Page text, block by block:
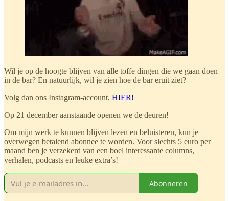
Wil je op de hoogte blijven van alle toffe dingen die we gaan doen
in de bar? En natuurlijk, wil je zien hoe de bar eruit ziet?
Volg dan ons Instagram-account, HIER!
Op 21 december aanstaande openen we de deuren!
Om mijn werk te kunnen blijven lezen en beluisteren, kun je
overwegen betalend abonnee te worden. Voor slechts 5 euro per
maand ben je verzekerd van een boel interessante columns,
verhalen, podcasts en leuke extra’s!
Abonneren